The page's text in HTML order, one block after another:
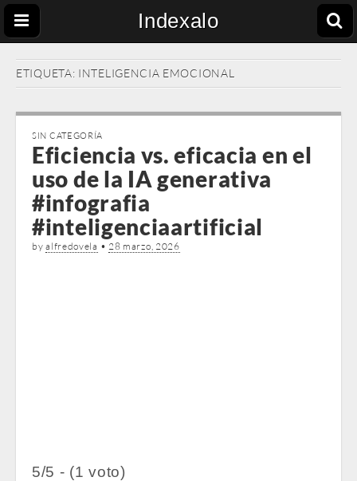
Indexalo
ETIQUETA: INTELIGENCIA EMOCIONAL
SIN CATEGORÍA
Eficiencia vs. eficacia en el
uso de la IA generativa
#infografia
#inteligenciaartificial
byalfredovela • 28 marzo, 2026
5/5 - (1 voto)